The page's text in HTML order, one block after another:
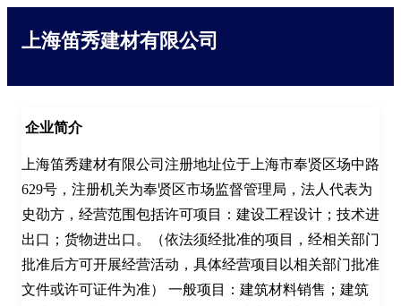
上海笛秀建材有限公司
企业简介
上海笛秀建材有限公司注册地址位于上海市奉贤区场中路
629号，注册机关为奉贤区市场监督管理局，法人代表为
史劭方，经营范围包括许可项目：建设工程设计；技术进
出口；货物进出口。（依法须经批准的项目，经相关部门
批准后方可开展经营活动，具体经营项目以相关部门批准
文件或许可证件为准） 一般项目：建筑材料销售；建筑